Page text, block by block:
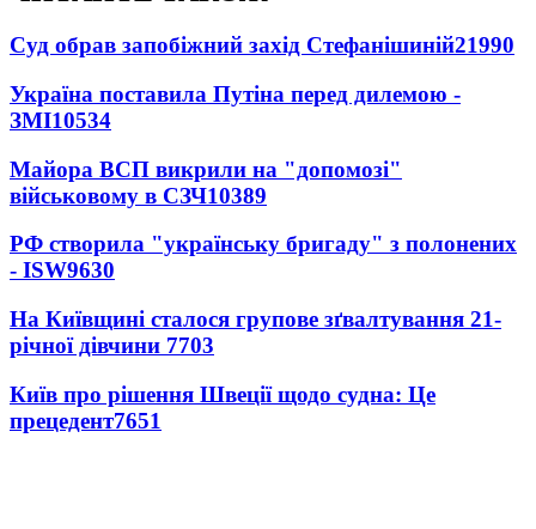
Суд обрав запобіжний захід Стефанішиній21990
Україна поставила Путіна перед дилемою -
ЗМІ10534
Майора ВСП викрили на "допомозі"
військовому в СЗЧ10389
РФ створила "українську бригаду" з полонених
- ISW9630
На Київщині сталося групове зґвалтування 21-
річної дівчини 7703
Київ про рішення Швеції щодо судна: Це
прецедент7651